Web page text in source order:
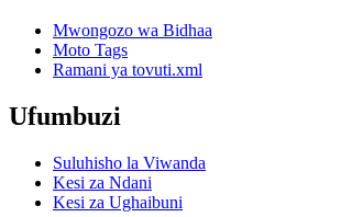
Mwongozo wa Bidhaa
Moto Tags
Ramani ya tovuti.xml
Ufumbuzi
Suluhisho la Viwanda
Kesi za Ndani
Kesi za Ughaibuni